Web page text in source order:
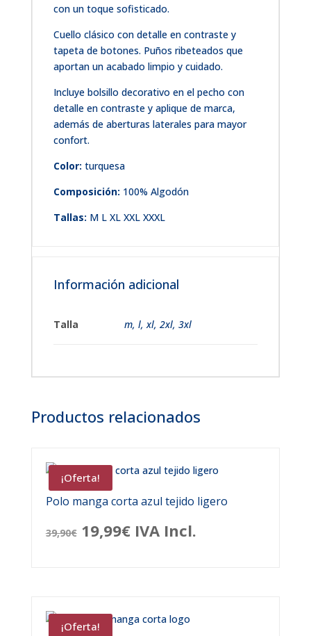
con un toque sofisticado.
Cuello clásico con detalle en contraste y
tapeta de botones. Puños ribeteados que
aportan un acabado limpio y cuidado.
Incluye bolsillo decorativo en el pecho con
detalle en contraste y aplique de marca,
además de aberturas laterales para mayor
confort.
Color: turquesa
Composición: 100% Algodón
Tallas: M L XL XXL XXXL
Información adicional
Talla m, l,xl, 2xl, 3xl
Productos relacionados
¡Oferta!
Polo manga corta azul tejido ligero
39,90€ El
19,99€ElIVA Incl.
¡Oferta!